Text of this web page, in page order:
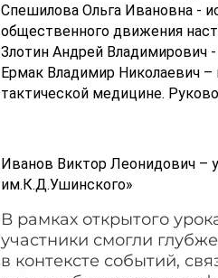
Спешилова Ольга Ивановна -
общественного движения
Злотин Андрей Владимирович
Ермак Владимир Николаевич –
тактической медицине.
Иванов Виктор Леонидович –
им.К.Д.Ушинского»
В рамках открытого
участники смогли
в контексте событий,